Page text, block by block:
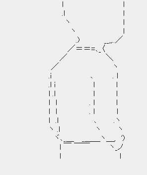
ここは
l
／
=､_〈 （ どこ
＼
ヽ
､ . l
俺はなぜ、こ
､ .ヽ
ヽ ヽ
_＿＿ヽ＿, ')
￣ ヽ_ノ